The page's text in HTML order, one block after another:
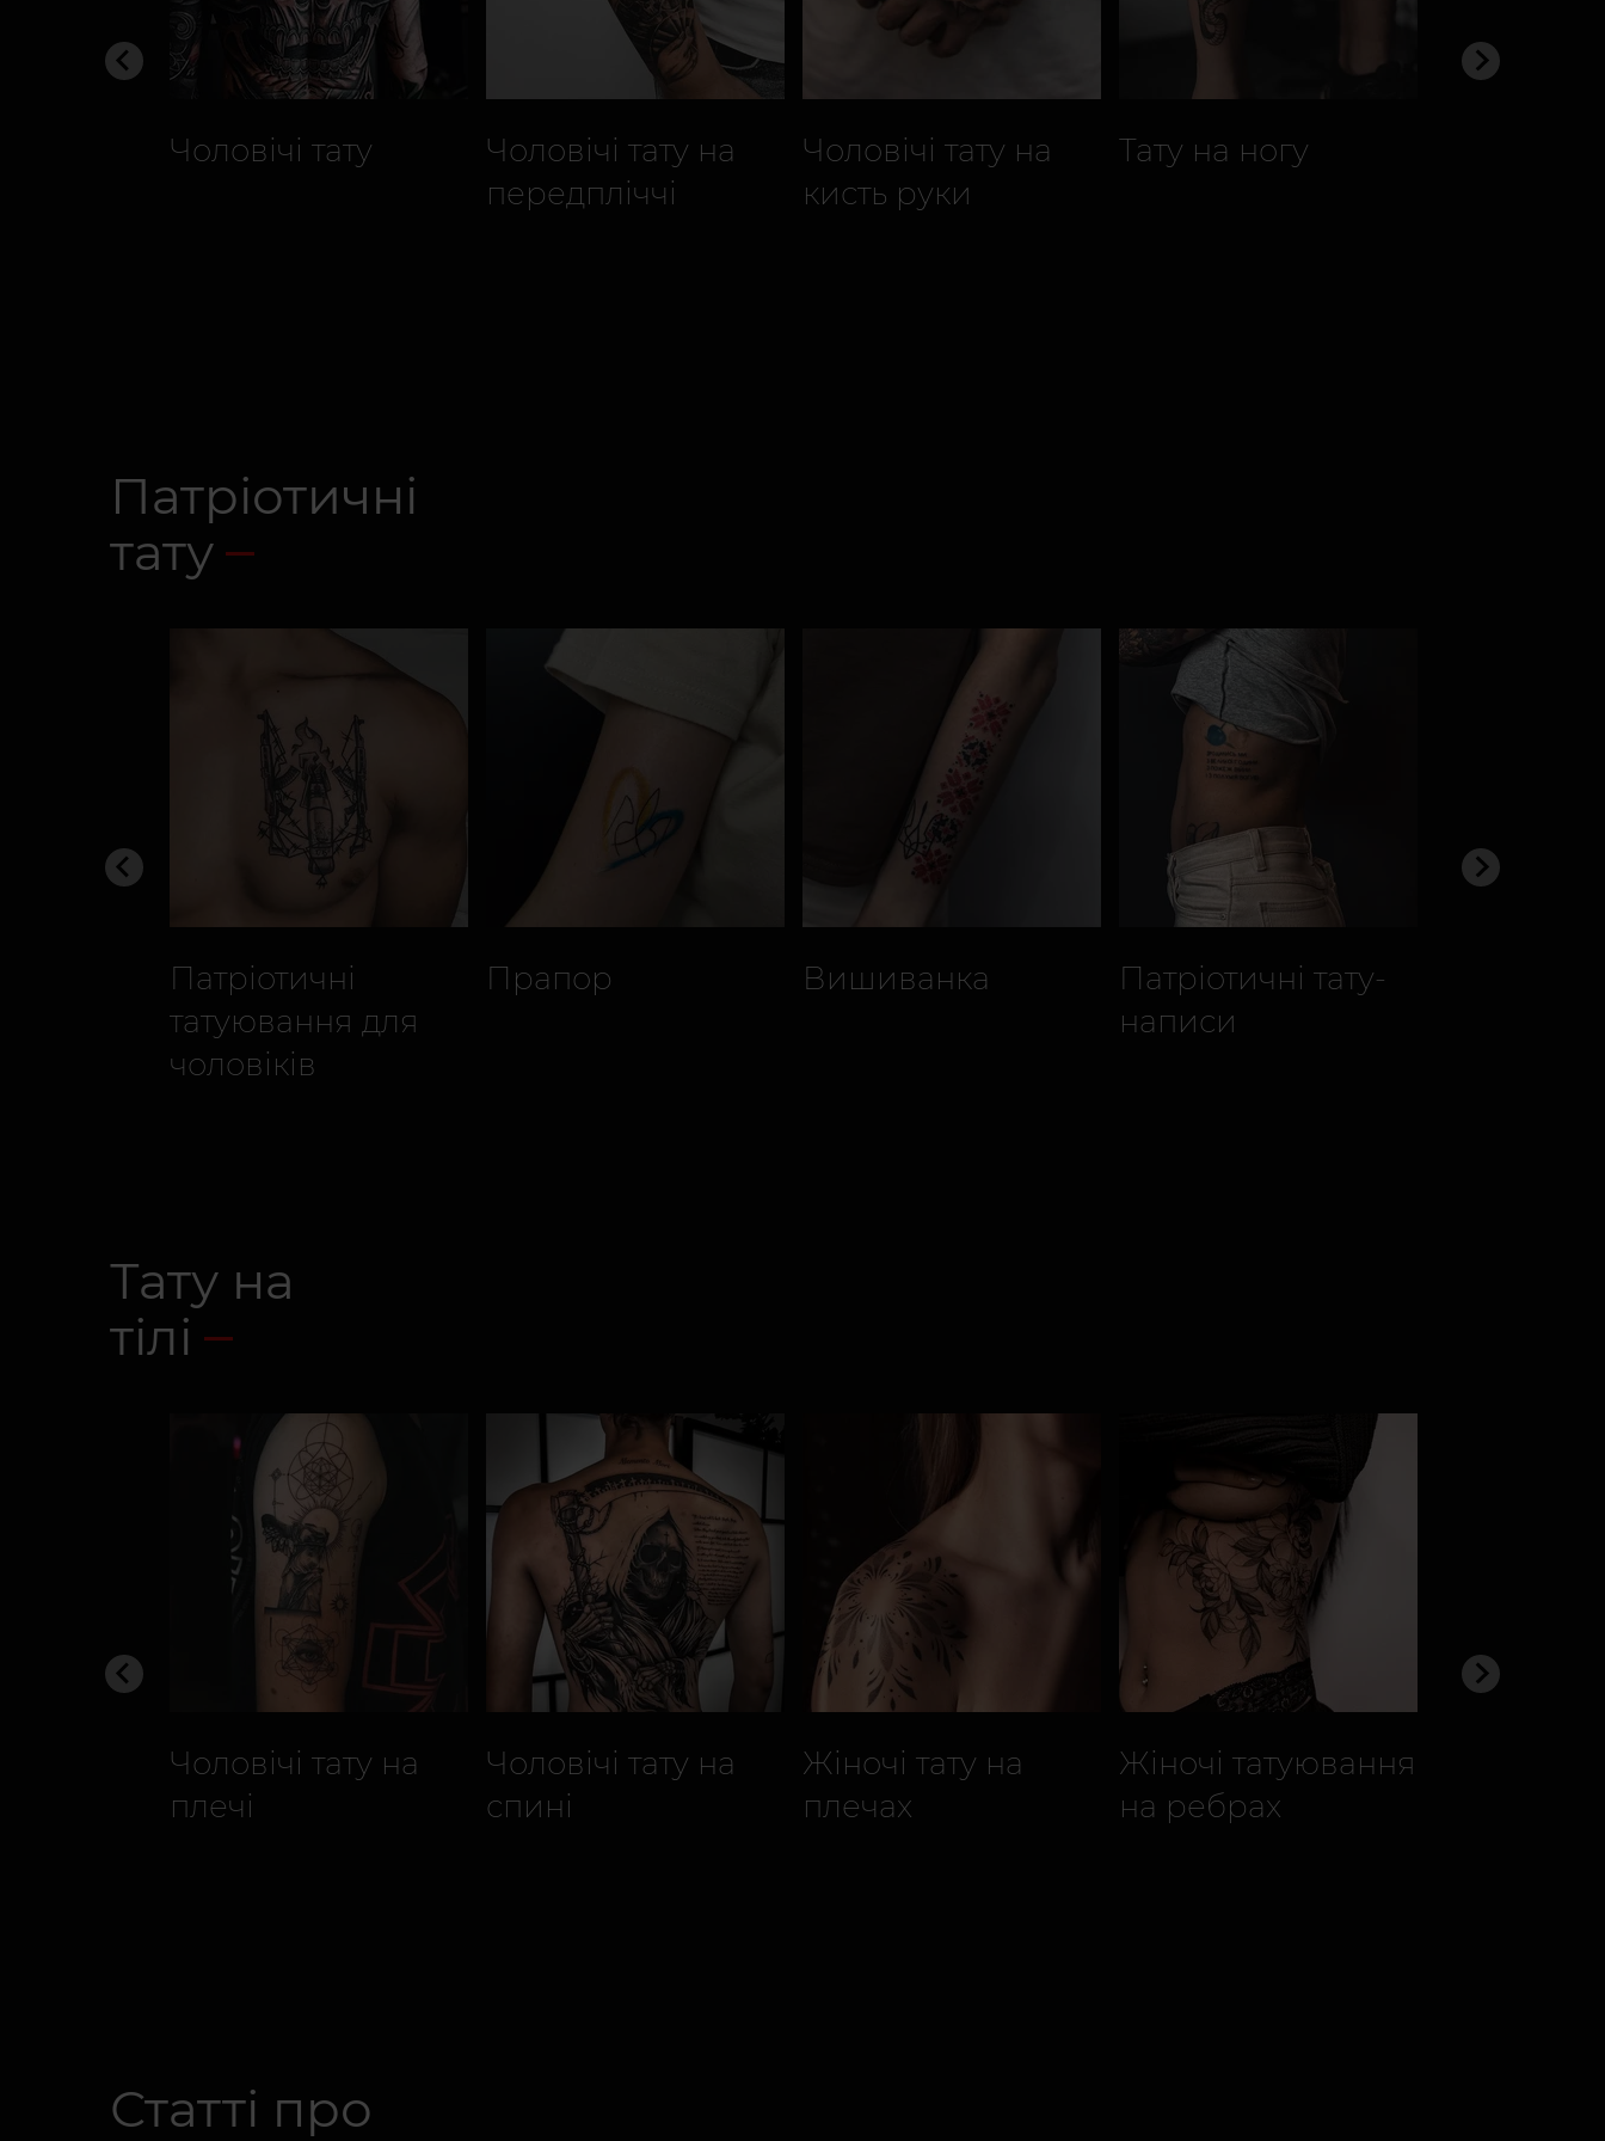
Чоловічі тату
Чоловічі тату на
передпліччі
Чоловічі тату на
кисть руки
Тату на ногу
Патріотичні
тату
Патріотичні
татуювання для
чоловіків
Прапор Вишиванка
Патріотичні тату-
написи
Тату на
тілі
Чоловічі тату на
плечі
Чоловічі тату на
спині
Жіночі тату на
плечах
Жіночі татуювання
на ребрах
Статті про